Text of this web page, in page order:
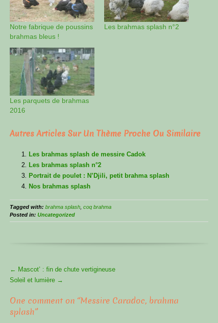
Notre fabrique de poussins
brahmas bleus !
Les brahmas splash n°2
Les parquets de brahmas
2016
Autres Articles Sur Un Thème Proche Ou Similaire
Les brahmas splash de messire Cadok
Les brahmas splash n°2
Portrait de poulet : N’Djili, petit brahma splash
Nos brahmas splash
Tagged with: brahma splash coq brahma
Posted in: Uncategorized
More
Articles
← Mascot’ : fin de chute vertigineuse
Soleil et lumière →
One comment on “Messire Caradoc, brahma
splash”